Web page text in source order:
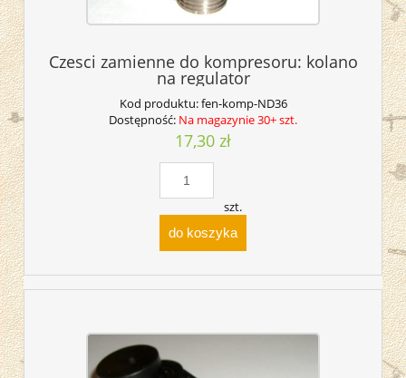
Czesci zamienne do kompresoru: kolano
na regulator
Kod produktu:fen-komp-ND36
Dostępność: Na magazynie 30+ szt.
17,30 zł
szt.
do koszyka